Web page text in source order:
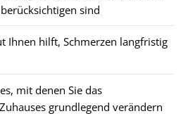
sind
Ihnen hilft, Schmerzen langfristig
mit denen Sie das
grundlegend verändern